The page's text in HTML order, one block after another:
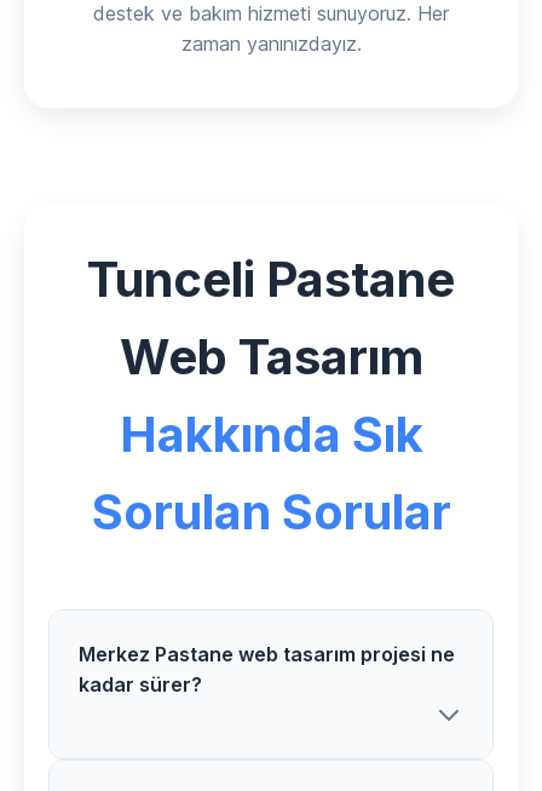
destek ve bakım hizmeti sunuyoruz. Her
zaman yanınızdayız.
Tunceli Pastane
Web Tasarım
Hakkında Sık
Sorulan Sorular
Merkez Pastane web tasarım projesi ne
kadar sürer?